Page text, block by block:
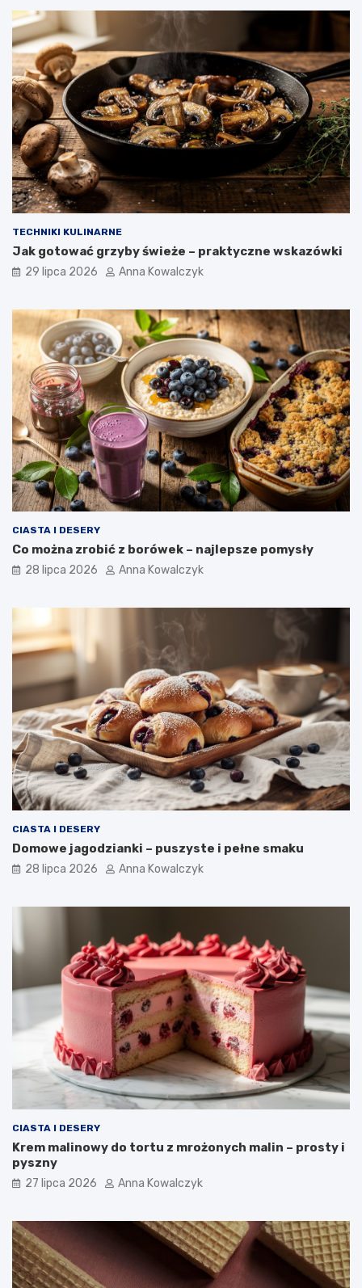
TECHNIKI KULINARNE
Jak gotować grzyby świeże – praktyczne wskazówki
29 lipca 2026 Anna Kowalczyk
CIASTA I DESERY
Co można zrobić z borówek – najlepsze pomysły
28 lipca 2026 Anna Kowalczyk
CIASTA I DESERY
Domowe jagodzianki – puszyste i pełne smaku
28 lipca 2026 Anna Kowalczyk
CIASTA I DESERY
Krem malinowy do tortu z mrożonych malin – prosty i
pyszny
27 lipca 2026 Anna Kowalczyk